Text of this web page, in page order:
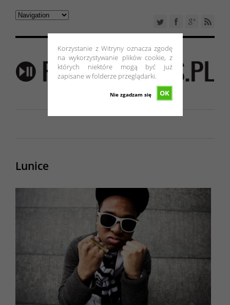
Korzystanie z Witryny oznacza zgodę
na wykorzystywanie plików cookie, z
których niektóre mogą być już
zapisane w folderze przeglądarki.
OK
Nie zgadzam się
Lunice